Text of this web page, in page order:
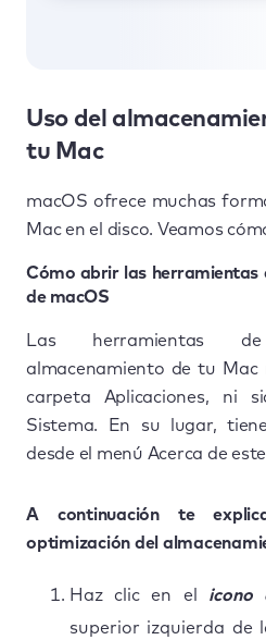
Uso del
tu Mac
macOS ofrece muchas
Mac en el disco. Veamos
Cómo abrir las herramientas
de macOS
Las herramientas
almacenamiento de tu Mac
carpeta Aplicaciones, ni
Sistema. En su lugar,
desde el menú Acerca de
A continuación te
optimización del
Haz clic en el icono
superior izquierda de